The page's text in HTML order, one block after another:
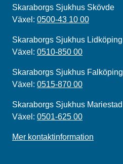
Skaraborgs Sjukhus Skövde
Växel: 0500-43 10 00
Skaraborgs Sjukhus Lidköping
Växel: 0510-850 00
Skaraborgs Sjukhus Falköping
Växel: 0515-870 00
Skaraborgs Sjukhus Mariestad
Växel: 0501-625 00
Mer kontaktinformation